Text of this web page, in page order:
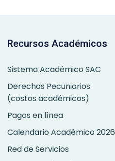
Recursos Académicos
Sistema Académico SAC
Derechos Pecuniarios
(costos académicos)
Pagos en línea
Calendario Académico 2026
Red de Servicios